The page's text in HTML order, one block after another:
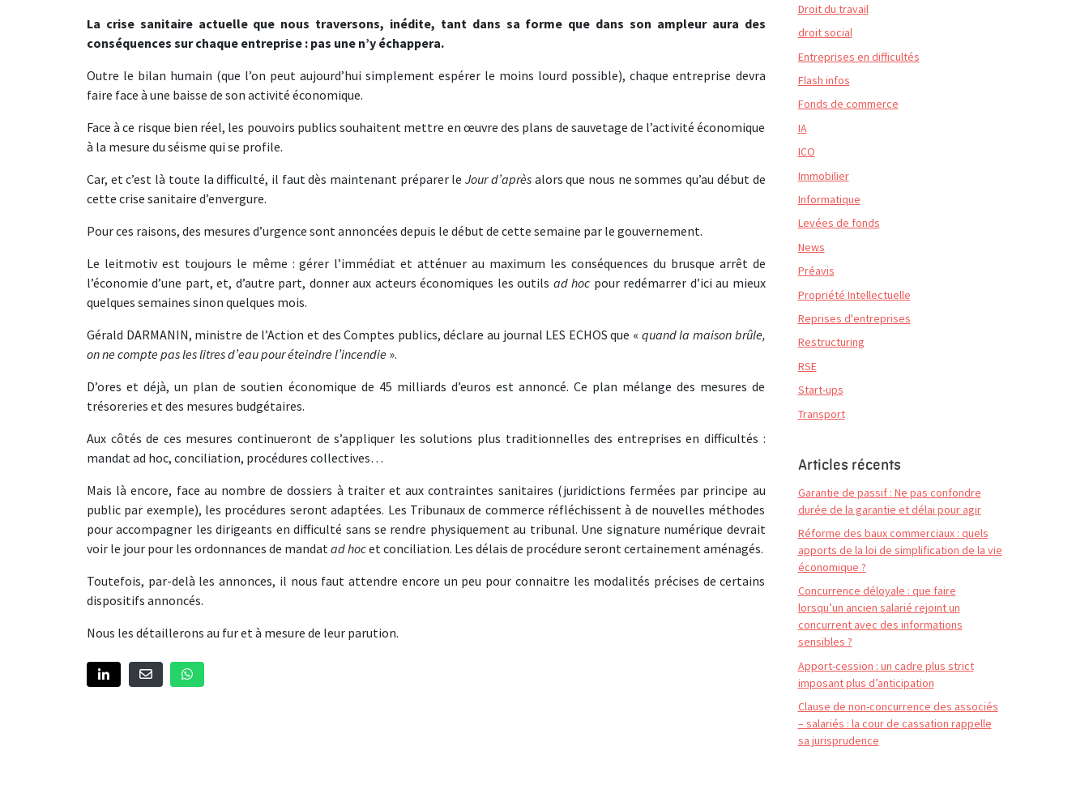
La crise sanitaire actuelle que nous traversons, inédite, tant dans sa forme que dans son ampleur aura des
conséquences sur chaque entreprise : pas une n’y échappera.
Outre le bilan humain (que l’on peut aujourd’hui simplement espérer le moins lourd possible), chaque entreprise devra
faire face à une baisse de son activité économique.
Face à ce risque bien réel, les pouvoirs publics souhaitent mettre en œuvre des plans de sauvetage de l’activité économique
à la mesure du séisme qui se profile.
Car, et c’est là toute la difficulté, il faut dès maintenant préparer leJour d’aprèsalors que nous ne sommes qu’au début de
cette crise sanitaire d’envergure.
Pour ces raisons, des mesures d’urgence sont annoncées depuis le début de cette semaine par le gouvernement.
Le leitmotiv est toujours le même : gérer l’immédiat et atténuer au maximum les conséquences du brusque arrêt de
l’économie d’une part, et, d’autre part, donner aux acteurs économiques les outils ad hoc pour redémarrer d’ici au mieux
quelques semaines sinon quelques mois.
Gérald DARMANIN, ministre de l’Action et des Comptes publics, déclare au journal LES ECHOS que « quand la maison brûle,
on ne compte pas les litres d’eau pour éteindre l’incendie ».
D’ores et déjà, un plan de soutien économique de 45 milliards d’euros est annoncé. Ce plan mélange des mesures de
trésoreries et des mesures budgétaires.
Aux côtés de ces mesures continueront de s’appliquer les solutions plus traditionnelles des entreprises en difficultés :
mandat ad hoc, conciliation, procédures collectives…
Mais là encore, face au nombre de dossiers à traiter et aux contraintes sanitaires (juridictions fermées par principe au
public par exemple), les procédures seront adaptées. Les Tribunaux de commerce réfléchissent à de nouvelles méthodes
pour accompagner les dirigeants en difficulté sans se rendre physiquement au tribunal. Une signature numérique devrait
voir le jour pour les ordonnances de mandatad hocet conciliation. Les délais de procédure seront certainement aménagés.
Toutefois, par-delà les annonces, il nous faut attendre encore un peu pour connaitre les modalités précises de certains
dispositifs annoncés.
Nous les détaillerons au fur et à mesure de leur parution.
Droit du travail
droit social
Entreprises en difficultés
Flash infos
Fonds de commerce
IA
ICO
Immobilier
Informatique
Levées de fonds
News
Préavis
Propriété Intellectuelle
Reprises d'entreprises
Restructuring
RSE
Start-ups
Transport
Articles récents
Garantie de passif : Ne pas confondre
durée de la garantie et délai pour agir
Réforme des baux commerciaux : quels
apports de la loi de simplification de la vie
économique ?
Concurrence déloyale : que faire
lorsqu’un ancien salarié rejoint un
concurrent avec des informations
sensibles ?
Apport-cession : un cadre plus strict
imposant plus d’anticipation
Clause de non-concurrence des associés
– salariés : la cour de cassation rappelle
sa jurisprudence